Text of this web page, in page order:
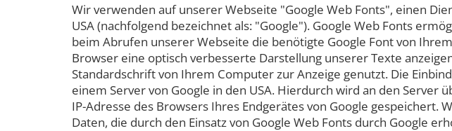
Wir verwenden auf unserer Webseite "Google Web Fonts", einen
USA (nachfolgend bezeichnet als: "Google"). Google Web Fonts
beim Abrufen unserer Webseite die benötigte Google Font von
Browser eine optisch verbesserte Darstellung unserer Texte
Standardschrift von Ihrem Computer zur Anzeige genutzt. Die
einem Server von Google in den USA. Hierdurch wird an den
IP-Adresse des Browsers Ihres Endgerätes von Google
Daten, die durch den Einsatz von Google Web Fonts durch Google